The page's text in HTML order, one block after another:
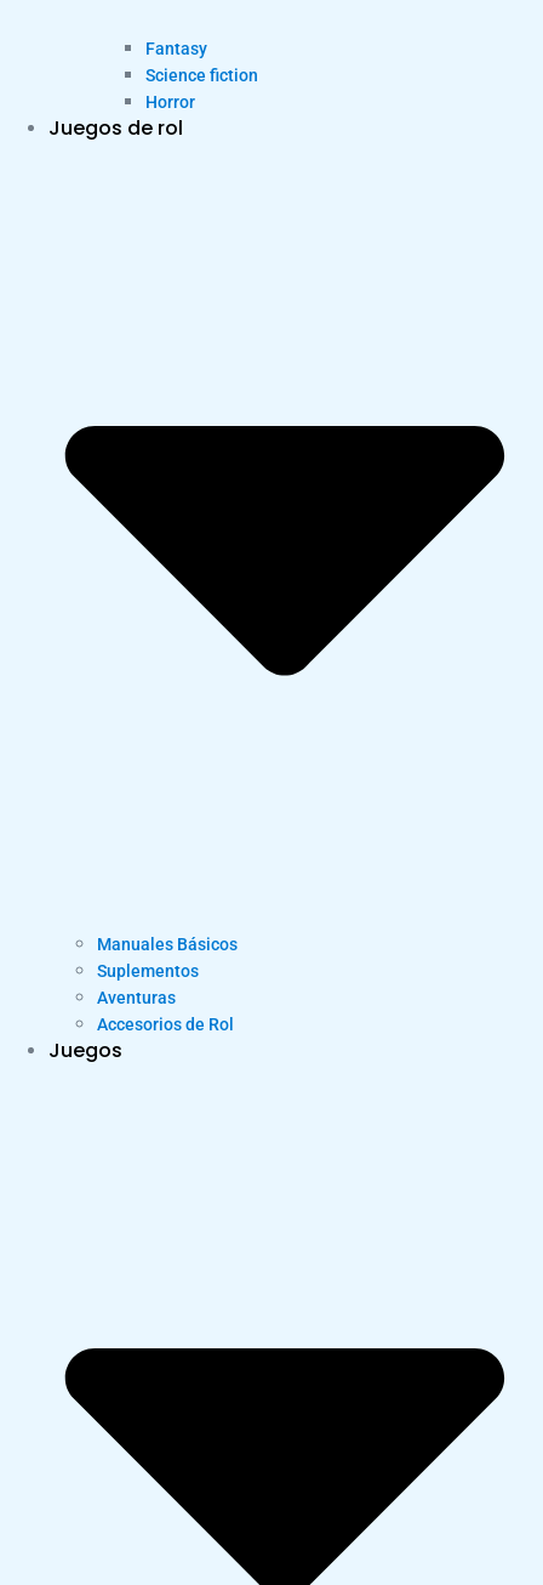
Fantasy
Science fiction
Horror
Juegos de rol
Manuales Básicos
Suplementos
Aventuras
Accesorios de Rol
Juegos